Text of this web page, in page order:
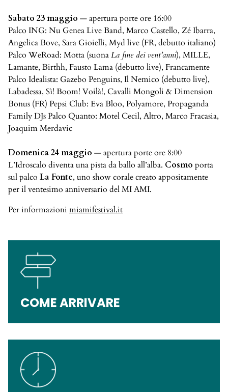
Sabato 23 maggio — apertura porte ore 16:00
Palco ING: Nu Genea Live Band, Marco Castello, Zé Ibarra,
Angelica Bove, Sara Gioielli, Myd live (FR, debutto italiano)
Palco WeRoad: Motta (suonaLa fine dei vent’anni), MILLE,
Lamante, Birthh, Fausto Lama (debutto live), Francamente
Palco Idealista: Gazebo Penguins, Il Nemico (debutto live),
Labadessa, Sì! Boom! Voilà!, Cavalli Mongoli & Dimension
Bonus (FR) Pepsi Club: Eva Bloo, Polyamore, Propaganda
Family DJs Palco Quanto: Motel Cecil, Altro, Marco Fracasia,
Joaquim Merdavic
Domenica 24 maggio — apertura porte ore 8:00
L’Idroscalo diventa una pista da ballo all’alba. Cosmo porta
sul palco La Fonte, uno show corale creato appositamente
per il ventesimo anniversario del MI AMI.
Per informazioni miamifestival.it
COME ARRIVARE